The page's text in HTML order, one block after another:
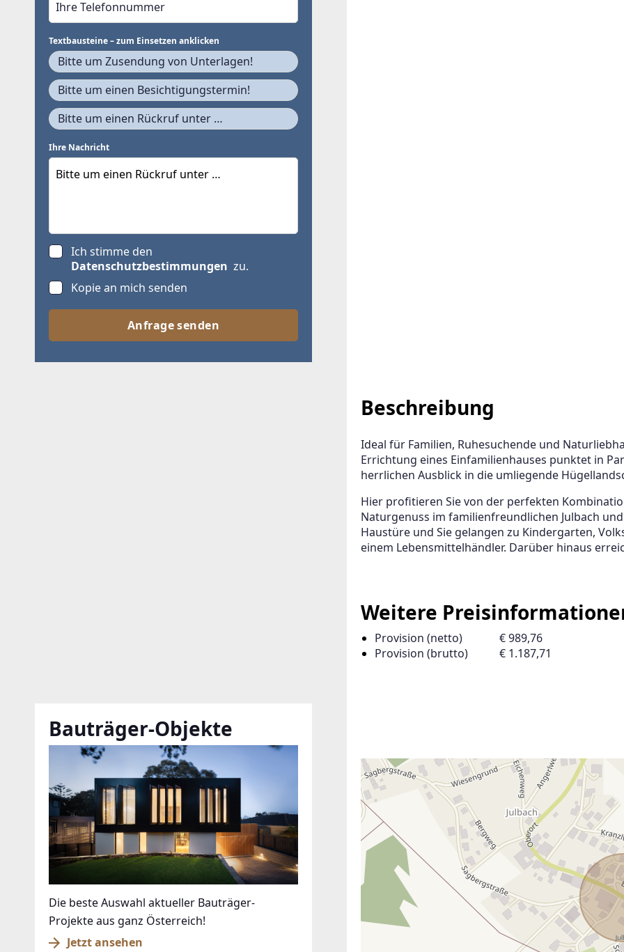
Beschreibung
Ideal für Familien, Ruhesuchende und
Errichtung eines Einfamilienhauses punktet in
herrlichen Ausblick in die umliegende
Hier profitieren Sie von der perfekten
Naturgenuss im familienfreundlichen Julbach
Haustüre und Sie gelangen zu Kindergarten,
einem Lebensmittelhändler. Darüber hinaus
Weitere
Provision (netto)
€ 989,76
Provision (brutto)
€ 1.187,71
ANBIETER KONTAKTIEREN
Textbausteine – zum Einsetzen anklicken
Bitte um Zusendung von Unterlagen!
Bitte um einen Besichtigungstermin!
Bitte um einen Rückruf unter …
Ihre Nachricht
Ich stimme den
Datenschutzbestimmungen zu.
Kopie an mich senden
Anfrage senden
Bauträger-Objekte
Die beste Auswahl aktueller Bauträger-
Projekte aus ganz Österreich!
Jetzt ansehen